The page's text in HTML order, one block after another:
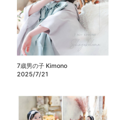
7歳男の子 Kimono
2025/7/21